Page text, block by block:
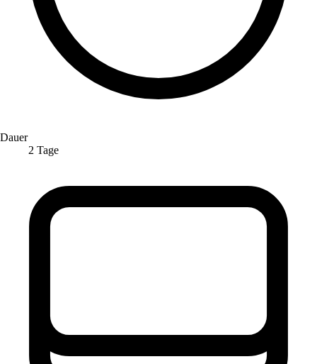
Dauer
2 Tage